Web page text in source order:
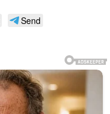
Send